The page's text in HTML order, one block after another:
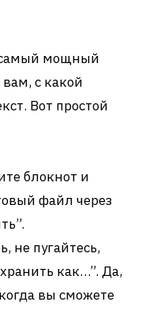
самый мощный
с какой
Вот простой
блокнот и
файл через
не пугайтесь,
как…”. Да,
вы сможете